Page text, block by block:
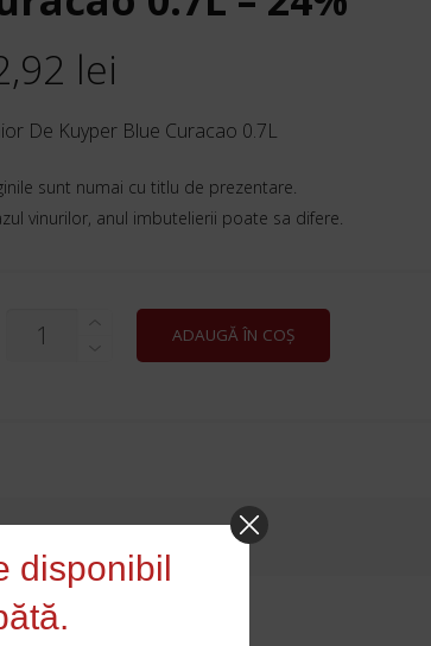
lei
De Kuyper Blue Curacao 0.7L
sunt numai cu titlu de prezentare.
vinurilor, anul imbutelierii poate sa difere.
LICHIOR
ADAUGĂ ÎN COȘ
disponibil